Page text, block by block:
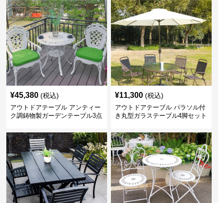
¥45,380 (税込)
アウトドアテーブル アンティー
ク調鋳物製ガーデンテーブル3点
¥11,300 (税込)
アウトドアテーブル パラソル付
き丸型ガラステーブル4脚セット